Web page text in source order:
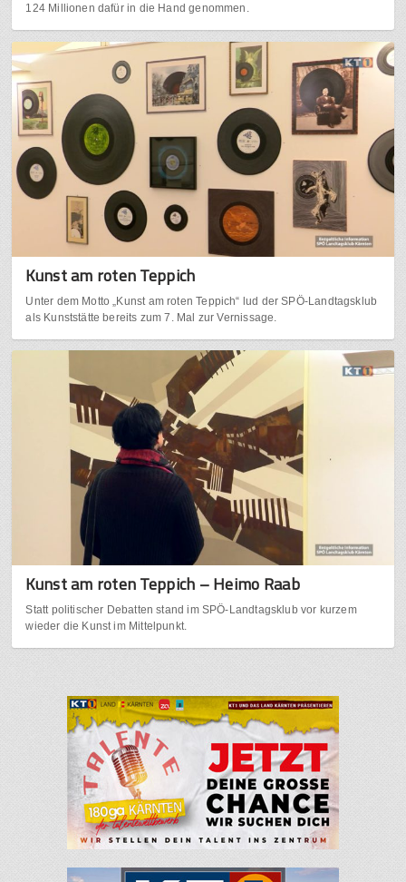
124 Millionen dafür in die Hand genommen.
Kunst am roten Teppich
Unter dem Motto „Kunst am roten Teppich“ lud der SPÖ-Landtagsklub
als Kunststätte bereits zum 7. Mal zur Vernissage.
Kunst am roten Teppich – Heimo Raab
Statt politischer Debatten stand im SPÖ-Landtagsklub vor kurzem
wieder die Kunst im Mittelpunkt.